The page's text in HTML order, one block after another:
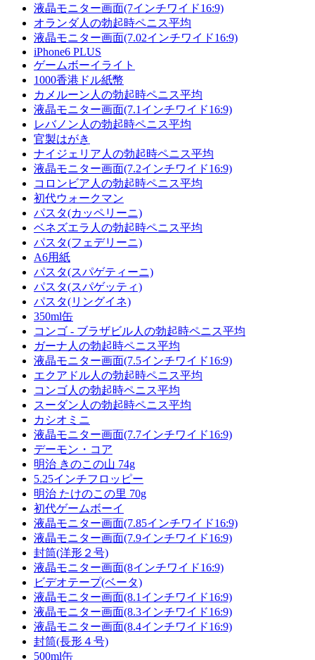
液晶モニター画面(7インチワイド16:9)
オランダ人の勃起時ペニス平均
液晶モニター画面(7.02インチワイド16:9)
iPhone6 PLUS
ゲームボーイライト
1000香港ドル紙幣
カメルーン人の勃起時ペニス平均
液晶モニター画面(7.1インチワイド16:9)
レバノン人の勃起時ペニス平均
官製はがき
ナイジェリア人の勃起時ペニス平均
液晶モニター画面(7.2インチワイド16:9)
コロンビア人の勃起時ペニス平均
初代ウォークマン
パスタ(カッペリーニ)
ベネズエラ人の勃起時ペニス平均
パスタ(フェデリーニ)
A6用紙
パスタ(スパゲティーニ)
パスタ(スパゲッティ)
パスタ(リングイネ)
350ml缶
コンゴ - ブラザビル人の勃起時ペニス平均
ガーナ人の勃起時ペニス平均
液晶モニター画面(7.5インチワイド16:9)
エクアドル人の勃起時ペニス平均
コンゴ人の勃起時ペニス平均
スーダン人の勃起時ペニス平均
カシオミニ
液晶モニター画面(7.7インチワイド16:9)
デーモン・コア
明治 きのこの山 74g
5.25インチフロッピー
明治 たけのこの里 70g
初代ゲームボーイ
液晶モニター画面(7.85インチワイド16:9)
液晶モニター画面(7.9インチワイド16:9)
封筒(洋形２号)
液晶モニター画面(8インチワイド16:9)
ビデオテープ(ベータ)
液晶モニター画面(8.1インチワイド16:9)
液晶モニター画面(8.3インチワイド16:9)
液晶モニター画面(8.4インチワイド16:9)
封筒(長形４号)
500ml缶